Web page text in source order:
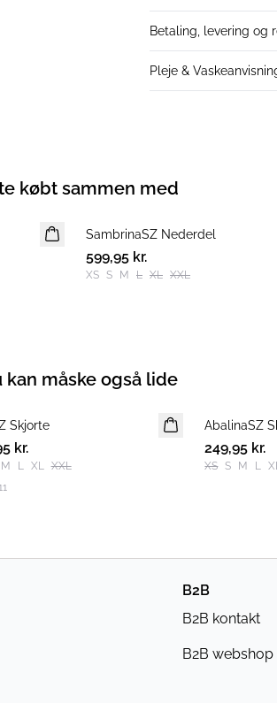
Betaling, levering og
Pleje &
købt sammen med
NYHED
SambrinaSZ Nederdel
599,95 kr.
XS S M L XL XXL
kan måske også lide
Skjorte
kr.
M L XL XXL
NYHED
AbalinaSZ
249,95 kr.
XS S M L
B2B
B2B kontakt
B2B webshop